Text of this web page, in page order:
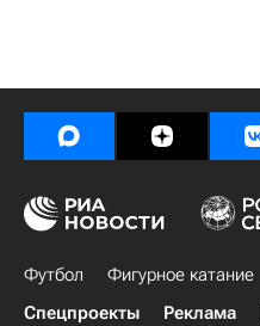
Футбол Фигурное катание
Спецпроекты
Реклама